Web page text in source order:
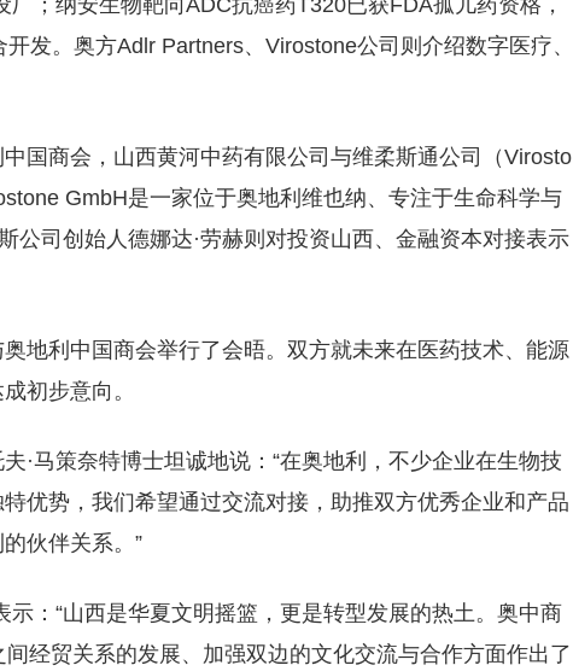
；纳安生物靶向ADC抗癌药T320已获FDA孤儿药资格，
发。奥方Adlr Partners、Virostone公司则介绍数字医疗、
国商会，山西黄河中药有限公司与维柔斯通公司（Virosto
GmbH是一家位于奥地利维也纳、专注于生命科学与
公司创始人德娜达·劳赫则对投资山西、金融资本对接表示
地利中国商会举行了会晤。双方就未来在医药技术、能源
初步意向。
·马策奈特博士坦诚地说：“在奥地利，不少企业在生物技
优势，我们希望通过交流对接，助推双方优秀企业和产品
伙伴关系。”
示：“山西是华夏文明摇篮，更是转型发展的热土。奥中商
经贸关系的发展、加强双边的文化交流与合作方面作出了